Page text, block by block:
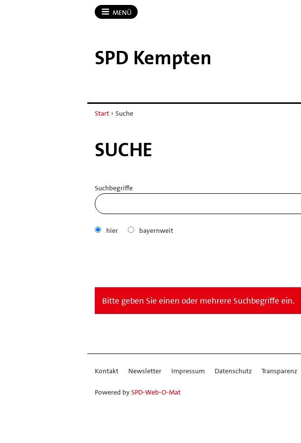
MENÜ
SPD Kempten
Start › Suche
SUCHE
Suchbegriffe
hier bayernweit
Bitte geben Sie einen oder mehrere Suchbegriffe ein.
Kontakt Newsletter Impressum Datenschutz Transparenz
Powered bySPD-Web-O-Mat